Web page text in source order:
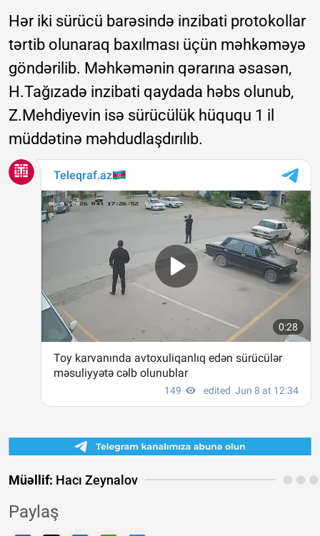
Hər iki sürücü barəsində inzibati protokollar
tərtib olunaraq baxılması üçün məhkəməyə
göndərilib. Məhkəmənin qərarına əsasən,
H.Tağızadə inzibati qaydada həbs olunub,
Z.Mehdiyevin isə sürücülük hüququ 1 il
müddətinə məhdudlaşdırılıb.
Müəllif: Hacı Zeynalov
Paylaş